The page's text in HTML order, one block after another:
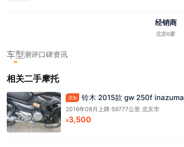
经销商
北京6家
车型测评口碑资讯
相关二手摩托
京b 铃木 2015款 gw 250f inazuma
2016年08月上牌/59777公里 /北京市
¥3,500